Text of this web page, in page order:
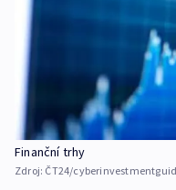
Finanční trhy
Zdroj: ČT24/